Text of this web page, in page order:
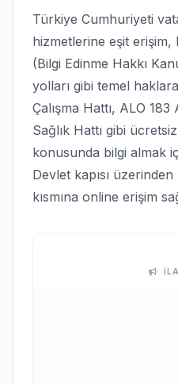
Türkiye Cumhuriyeti
hizmetlerine eşit
(Bilgi Edinme Hakkı
yolları gibi temel
Çalışma Hattı, ALO
Sağlık Hattı gibi
konusunda bilgi almak
Devlet kapısı
kısmına online erişim